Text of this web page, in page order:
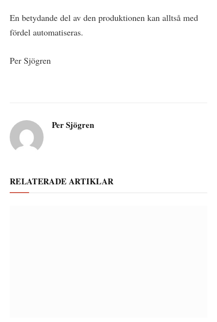
En betydande del av den produktionen kan alltså med
fördel automatiseras.
Per Sjögren
Per Sjögren
RELATERADE ARTIKLAR